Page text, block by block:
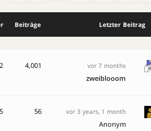
Beiträge Letzter Beitrag
4,001 vor 7 months
zweiblooom
56 vor 3 years, 1 month
Anonym